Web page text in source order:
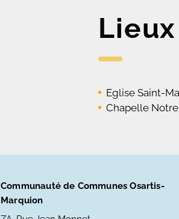
Eglise Saint-
Chapelle
Communauté de Communes Osartis-
Marquion